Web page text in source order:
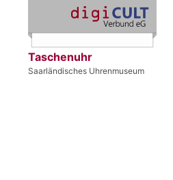
Taschenuhr
Saarländisches Uhrenmuseum